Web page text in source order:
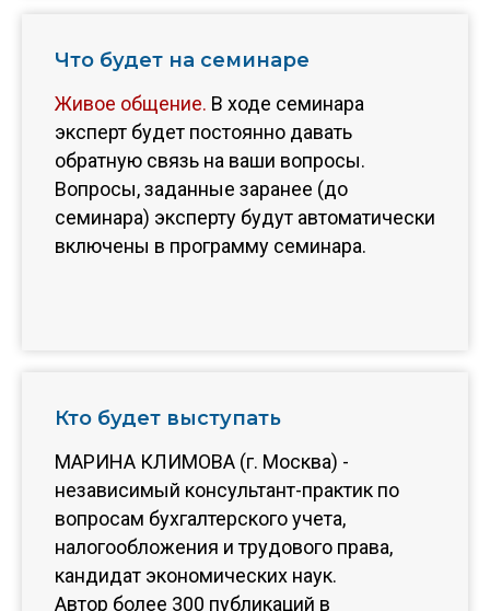
Что будет на семинаре
Живое общение. В ходе семинара
эксперт будет постоянно давать
обратную связь на ваши вопросы.
Вопросы, заданные заранее (до
семинара) эксперту будут автоматически
включены в программу семинара.
Кто будет выступать
МАРИНА КЛИМОВА (г. Москва) -
независимый консультант-практик по
вопросам бухгалтерского учета,
налогообложения и трудового права,
кандидат экономических наук.
Автор более 300 публикаций в